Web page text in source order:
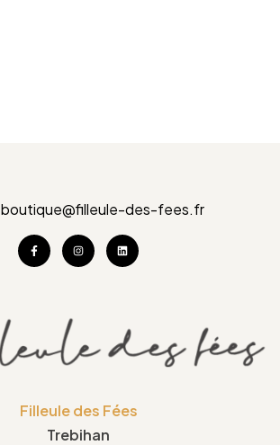
boutique@filleule-des-fees.fr
Filleule des Fées
Trebihan